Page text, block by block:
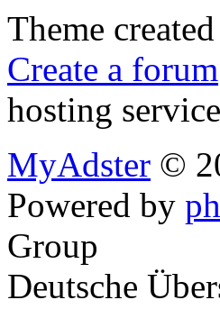
Theme
Create a forum
hosting
MyAdster ©
Powered by
Group
Deutsche